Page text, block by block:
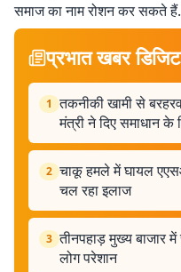
समाज का नाम रोशन कर सकते हैं.
प्रभात खबर
1 तकनीकी खामी से
मंत्री ने दिए समाधान के
2 चाकू हमले में घायल
चल रहा इलाज
3 तीनपहाड़ मुख्य बाजार
लोग परेशान